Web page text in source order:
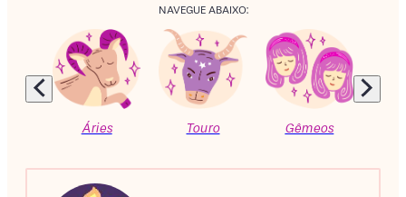
NAVEGUE ABAIXO:
Áries Touro Gêmeos